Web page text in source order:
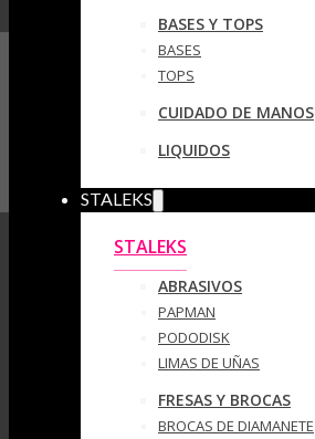
BASES Y TOPS
BASES
TOPS
CUIDADO DE MANOS
LIQUIDOS
STALEKS
STALEKS
ABRASIVOS
PAPMAN
PODODISK
LIMAS DE UÑAS
FRESAS Y BROCAS
BROCAS DE DIAMANETE